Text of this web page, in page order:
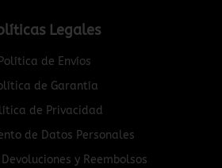
Legales
Política de Envíos
de Garantía
de Privacidad
de Datos Personales
y Reembolsos